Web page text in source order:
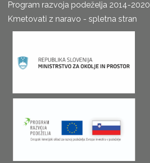
Program razvoja podeželja 2014-2020
Kmetovati z naravo - spletna stran